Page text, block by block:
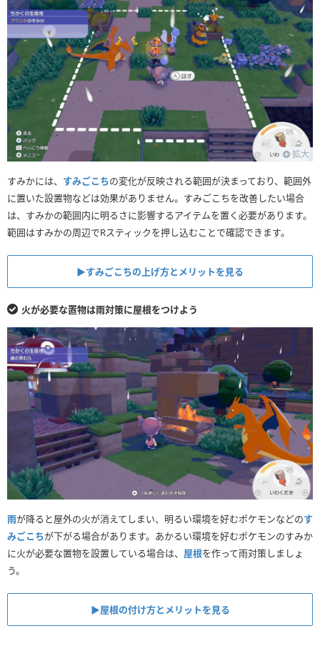
拡大
すみかには、 すみごこちの変化が反映される範囲が決まっており、範囲外
に置いた設置物などは効果がありません。すみごこちを改善したい場合
は、すみかの範囲内に明るさに影響するアイテムを置く必要があります。
範囲はすみかの周辺でRスティックを押し込むことで確認できます。
▶︎すみごこちの上げ方とメリットを見る
火が必要な置物は雨対策に屋根をつけよう
雨が降ると屋外の火が消えてしまい、明るい環境を好むポケモンなどのす
みごこちが下がる場合があります。あかるい環境を好むポケモンのすみか
に火が必要な置物を設置している場合は、 屋根を作って雨対策しましょ
う。
▶︎屋根の付け方とメリットを見る